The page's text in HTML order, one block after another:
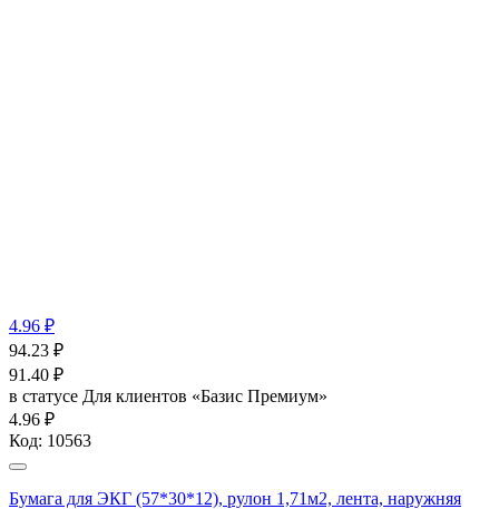
4.96 ₽
94.23 ₽
91.40 ₽
в статусе Для клиентов «Базис Премиум»
4.96 ₽
Код: 10563
Бумага для ЭКГ (57*30*12), рулон 1,71м2, лента, наружняя